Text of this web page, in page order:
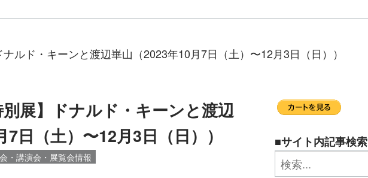
ナルド・キーンと渡辺崋山（2023年10月7日（土）〜12月3日（日））
別展】ドナルド・キーンと渡辺
日（土）〜12月3日（日））
・講演会・展覧会情報
■サイト内記事検索